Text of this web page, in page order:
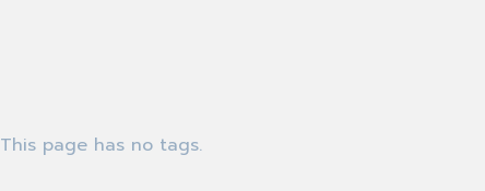
This page has no tags.